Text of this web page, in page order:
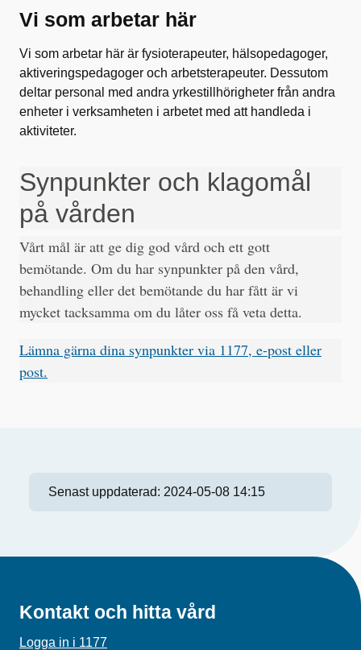
Vi som arbetar här
Vi som arbetar här är fysioterapeuter, hälsopedagoger,
aktiveringspedagoger och arbetsterapeuter. Dessutom
deltar personal med andra yrkestillhörigheter från andra
enheter i verksamheten i arbetet med att handleda i
aktiviteter.
Synpunkter och klagomål
på vården
Vårt mål är att ge dig god vård och ett gott
bemötande. Om du har synpunkter på den vård,
behandling eller det bemötande du har fått är vi
mycket tacksamma om du låter oss få veta detta.
Lämna gärna dina synpunkter via 1177, e-post eller
post.
Senast uppdaterad: 2024-05-08 14:15
Kontakt och hitta vård
Logga in i 1177